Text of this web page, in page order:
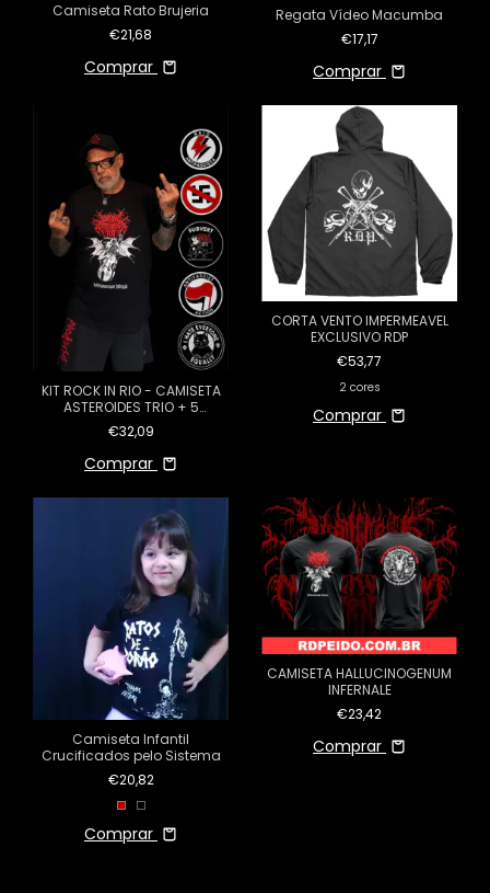
Camiseta Rato Brujeria
€21,68
Comprar
Regata Vídeo Macumba
€17,17
Comprar
KIT ROCK IN RIO - CAMISETA
ASTEROIDES TRIO + 5
ADESIVOS RDPEIDO
€32,09
Comprar
CORTA VENTO IMPERMEAVEL
EXCLUSIVO RDP
€53,77
2 cores
Comprar
Camiseta Infantil
Crucificados pelo Sistema
€20,82
Comprar
CAMISETA HALLUCINOGENUM
INFERNALE
€23,42
Comprar